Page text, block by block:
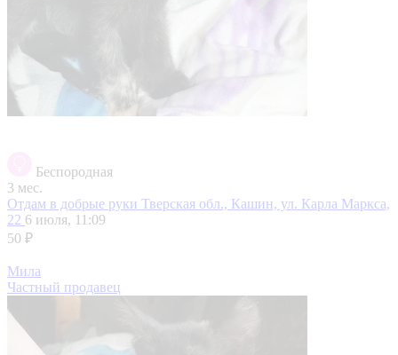
Беспородная
3 мес.
Отдам в добрые руки Тверская обл., Кашин, ул. Карла Маркса,
22 6 июля, 11:09
50 ₽
Мила
Частный продавец